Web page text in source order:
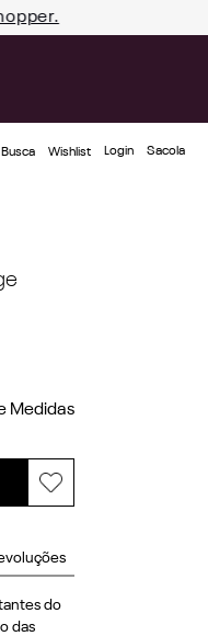
Busca Wishlist Login
Medidas
do
das